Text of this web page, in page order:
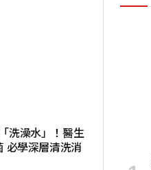
洗澡水」！醫生
必學深層清洗消